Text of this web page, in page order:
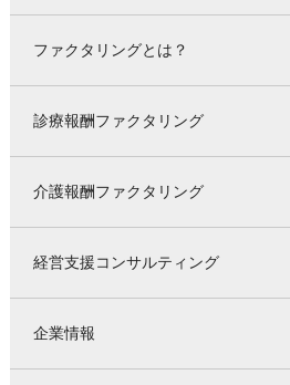
ファクタリングとは？
診療報酬ファクタリング
介護報酬ファクタリング
経営支援コンサルティング
企業情報